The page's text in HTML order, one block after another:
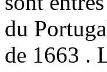
du
de 1663 .